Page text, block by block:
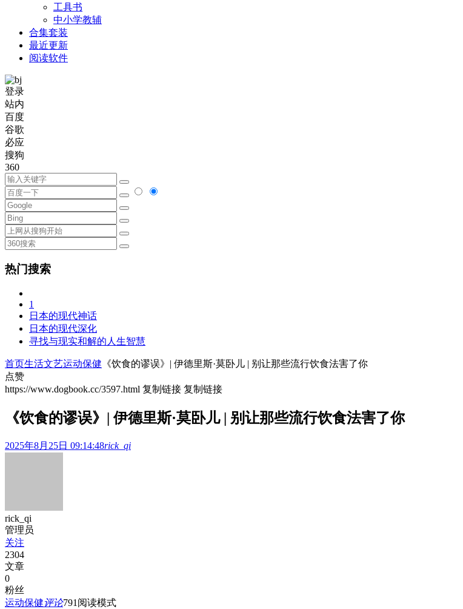
工具书
中小学教辅
合集套装
最近更新
阅读软件
登录
站内
百度
谷歌
必应
搜狗
360
热门搜索
1
日本的现代神话
日本的现代深化
寻找与现实和解的人生智慧
首页生活文艺运动保健 《饮食的谬误》| 伊德里斯·莫卧儿 | 别让那些流行饮食法害了你
点赞
https://www.dogbook.cc/3597.html 复制链接 复制链接
《饮食的谬误》| 伊德里斯·莫卧儿 | 别让那些流行饮食法害了你
2025年8月25日 09:14:48rick_qi
rick_qi
管理员
关注
2304
文章
0
粉丝
运动保健评论791 阅读模式